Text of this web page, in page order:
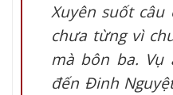
Xuyên suốt câu
chưa từng vì
mà bôn ba. Vụ
đến Đinh